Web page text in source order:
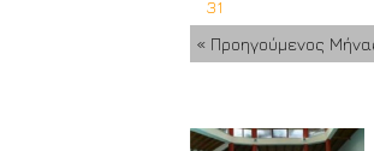
31
« Προηγούμενος